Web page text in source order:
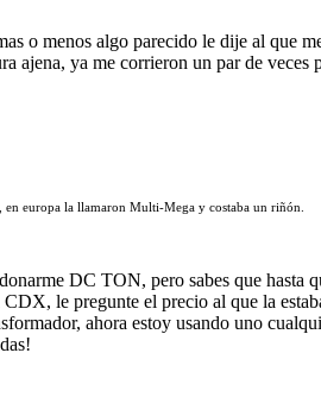
o menos algo parecido le dije al que
ajena, ya me corrieron un par de veces
en europa la llamaron Multi-Mega y costaba un riñón.
DC TON, pero sabes que hasta
le pregunte el precio al que la
ahora estoy usando uno